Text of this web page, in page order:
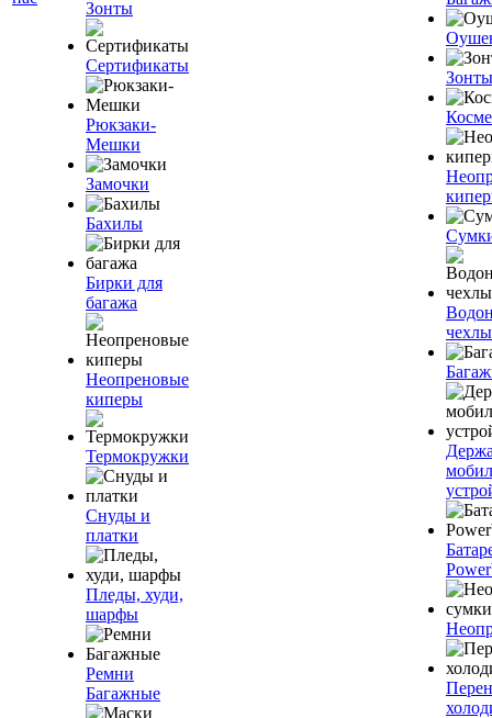
Зонты
Сертификаты
Рюкзаки-
Мешки
Замочки
Бахилы
Бирки для
багажа
Неопреновые
киперы
Термокружки
Снуды и
платки
Пледы, худи,
шарфы
Ремни
Багажные
Зонты